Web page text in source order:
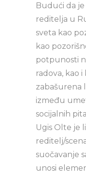
Budući da
reditelja u
sveta kao
kao
potpunosti
radova, kao
zabašurena
između
socijalnih
Ugis Olte je
reditelj/
suočavanje
unosi